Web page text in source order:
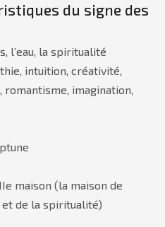
du signe des
l’eau, la spiritualité
intuition, créativité,
imagination,
maison (la maison de
et de la spiritualité)